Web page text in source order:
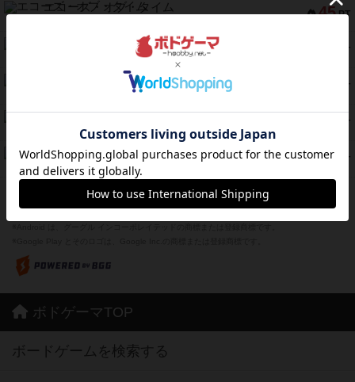
45 PT
エコーズ・オブ・タイム
PT
12件の投稿
PT
1件の投稿
PT
Bitter End ブタペスト救出作戦
紹介文なし 1件の投稿
42 PT
ドコジャン
紹介文あり 10件の投稿
※Apple、Apple のロゴ は、米国および他の国々で登録されたApple Inc.の商標です。
ボドゲーマTOP
ボードゲームを検索する